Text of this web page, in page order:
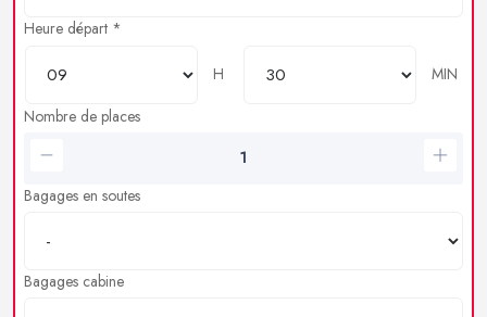
Heure départ *
H
MIN
Nombre de places
Bagages en soutes
Bagages cabine